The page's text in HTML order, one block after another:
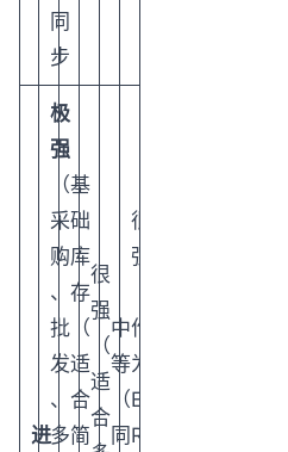
同
步
进
极
强
（
采
购
、
批
发
、
多
基
础
库
存
（
适
合
简
很
强
（
适
合
中
等
（
同
很
强
作
为
E
R